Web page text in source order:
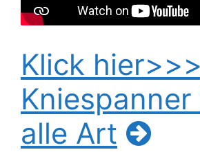
Klick hier>>>
alle Art